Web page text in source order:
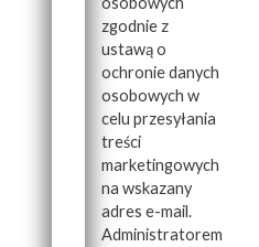
zgodnie z
ustawą o
ochronie danych
osobowych w
celu przesyłania
treści
marketingowych
na wskazany
adres e-mail.
Administratorem